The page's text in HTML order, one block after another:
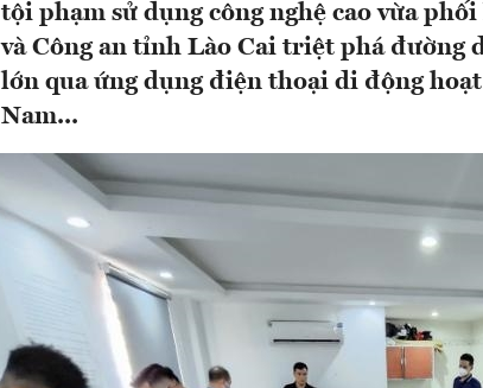
tội phạm sử dụng công nghệ cao vừa
và Công an tỉnh Lào Cai triệt phá đường
lớn qua ứng dụng điện thoại di động
Nam...